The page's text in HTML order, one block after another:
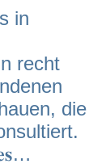
in
recht
die